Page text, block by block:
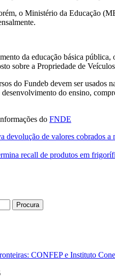
o Ministério da Educação
da educação básica
sobre a Propriedade de
do Fundeb devem ser usados
desenvolvimento do ensino,
do FNDE
devolução de valores cobrados a
recall de produtos em
Procura
CONFEP e Instituto